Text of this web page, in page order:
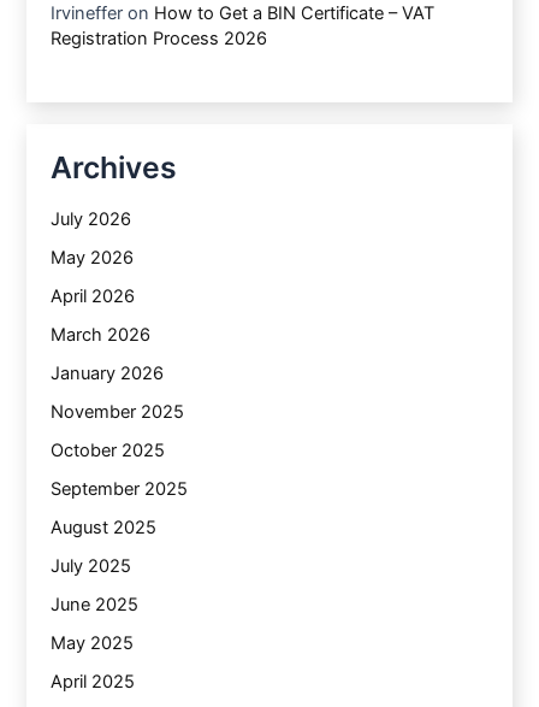
Irvineffer on How to Get a BIN Certificate – VAT
Registration Process 2026
Archives
July 2026
May 2026
April 2026
March 2026
January 2026
November 2025
October 2025
September 2025
August 2025
July 2025
June 2025
May 2025
April 2025